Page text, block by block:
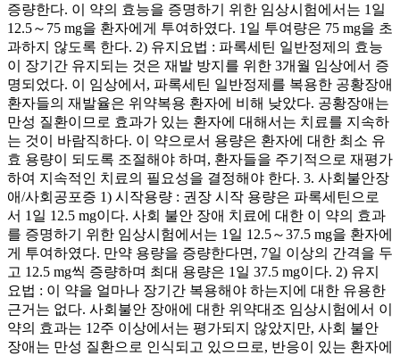
증량한다. 이 약의 효능을 증명하기 위한 임상시험에서는 1일
12.5～75 mg을 환자에게 투여하였다. 1일 투여량은 75 mg을 초
과하지 않도록 한다. 2) 유지요법 : 파록세틴 일반정제의 효능
이 장기간 유지되는 것은 재발 방지를 위한 3개월 임상에서 증
명되었다. 이 임상에서, 파록세틴 일반정제를 복용한 공황장애
환자들의 재발율은 위약복용 환자에 비해 낮았다. 공황장애는
만성 질환이므로 효과가 있는 환자에 대해서는 치료를 지속하
는 것이 바람직하다. 이 약으로서 용량은 환자에 대한 최소 유
효 용량이 되도록 조절해야 하며, 환자들을 주기적으로 재평가
하여 지속적인 치료의 필요성을 결정해야 한다. 3. 사회불안장
애/사회공포증 1) 시작용량 : 권장 시작 용량은 파록세틴으로
서 1일 12.5 mg이다. 사회 불안 장애 치료에 대한 이 약의 효과
를 증명하기 위한 임상시험에서는 1일 12.5～37.5 mg을 환자에
게 투여하였다. 만약 용량을 증량한다면, 7일 이상의 간격을 두
고 12.5 mg씩 증량하며 최대 용량은 1일 37.5 mg이다. 2) 유지
요법 : 이 약을 얼마나 장기간 복용해야 하는지에 대한 유용한
근거는 없다. 사회불안 장애에 대한 위약대조 임상시험에서 이
약의 효과는 12주 이상에서는 평가되지 않았지만, 사회 불안
장애는 만성 질환으로 인식되고 있으므로, 반응이 있는 환자에